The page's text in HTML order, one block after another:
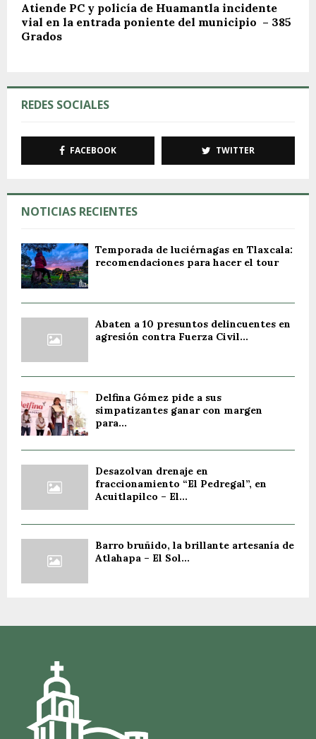
Atiende PC y policía de Huamantla incidente
vial en la entrada poniente del municipio – 385
Grados
REDES SOCIALES
FACEBOOK TWITTER
NOTICIAS RECIENTES
Temporada de luciérnagas en Tlaxcala:
recomendaciones para hacer el tour
Abaten a 10 presuntos delincuentes en
agresión contra Fuerza Civil...
Delfina Gómez pide a sus
simpatizantes ganar con margen
para...
Desazolvan drenaje en
fraccionamiento “El Pedregal”, en
Acuitlapilco – El...
Barro bruñido, la brillante artesanía de
Atlahapa – El Sol...